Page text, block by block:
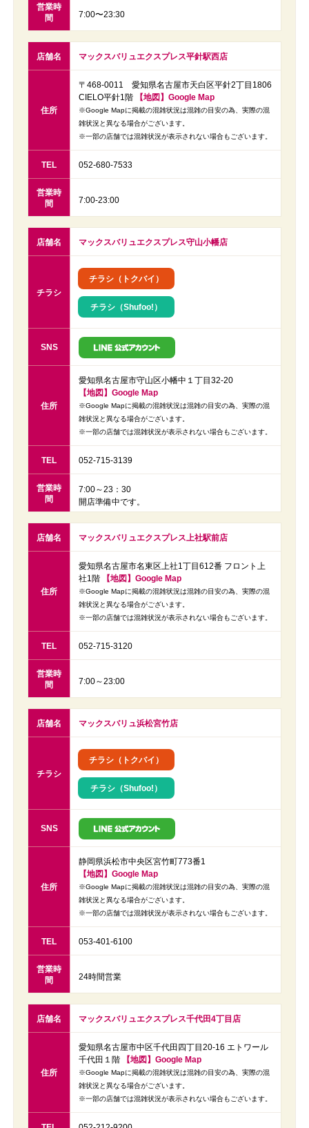
営業時
間
7:00〜23:30
店舗名 マックスバリュエクスプレス平針駅西店
住所
〒468-0011 愛知県名古屋市天白区平針2丁目1806
CIELO平針1階
【地図】Google Map
※Google Mapに掲載の混雑状況は混雑の目安の為、実際の混
雑状況と異なる場合がございます。
※一部の店舗では混雑状況が表示されない場合もございます。
TEL 052-680-7533
営業時
間
7:00-23:00
店舗名 マックスバリュエクスプレス守山小幡店
チラシ
チラシ（トクバイ）
チラシ（Shufoo!）
SNS
住所
愛知県名古屋市守山区小幡中１丁目32-20
【地図】Google Map
※Google Mapに掲載の混雑状況は混雑の目安の為、実際の混
雑状況と異なる場合がございます。
※一部の店舗では混雑状況が表示されない場合もございます。
TEL 052-715-3139
営業時
間
7:00～23：30
開店準備中です。
店舗名 マックスバリュエクスプレス上社駅前店
住所
愛知県名古屋市名東区上社1丁目612番 フロント上
社1階
【地図】Google Map
※Google Mapに掲載の混雑状況は混雑の目安の為、実際の混
雑状況と異なる場合がございます。
※一部の店舗では混雑状況が表示されない場合もございます。
TEL 052-715-3120
営業時
間
7:00～23:00
店舗名 マックスバリュ浜松宮竹店
チラシ
チラシ（トクバイ）
チラシ（Shufoo!）
SNS
住所
静岡県浜松市中央区宮竹町773番1
【地図】Google Map
※Google Mapに掲載の混雑状況は混雑の目安の為、実際の混
雑状況と異なる場合がございます。
※一部の店舗では混雑状況が表示されない場合もございます。
TEL 053-401-6100
営業時
間
24時間営業
店舗名 マックスバリュエクスプレス千代田4丁目店
住所
愛知県名古屋市中区千代田四丁目20‐16 エトワール
千代田１階
【地図】Google Map
※Google Mapに掲載の混雑状況は混雑の目安の為、実際の混
雑状況と異なる場合がございます。
※一部の店舗では混雑状況が表示されない場合もございます。